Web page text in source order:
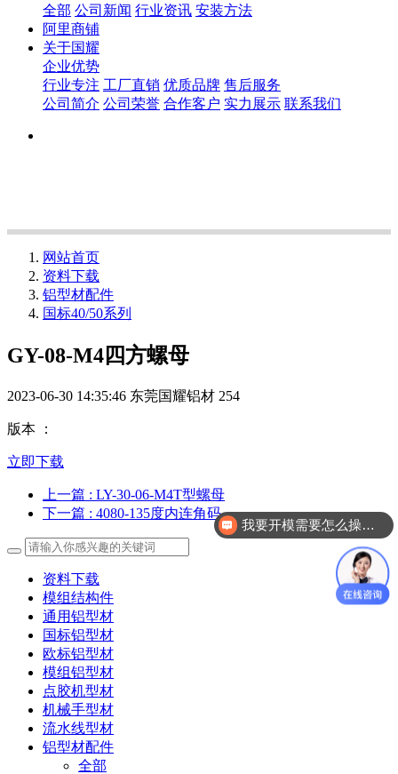
全部 公司新闻 行业资讯 安装方法
阿里商铺
关于国耀
企业优势
行业专注 工厂直销 优质品牌 售后服务
公司简介 公司荣誉 合作客户 实力展示 联系我们
网站首页
资料下载
铝型材配件
国标40/50系列
GY-08-M4四方螺母
2023-06-30 14:35:46 东莞国耀铝材 254
版本 ：
立即下载
上一篇 : LY-30-06-M4T型螺母
下一篇 : 4080-135度内连角码-
资料下载
模组结构件
通用铝型材
国标铝型材
欧标铝型材
模组铝型材
点胶机型材
机械手型材
流水线型材
铝型材配件
全部
我要开模需要怎么操作？